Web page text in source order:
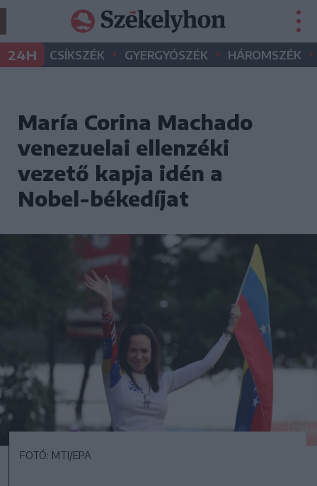
24H CSÍKSZÉK • GYERGYÓSZÉK • HÁROMSZÉK •
María Corina Machado
venezuelai ellenzéki
vezető kapja idén a
Nobel-békedíjat
FOTÓ: MTI/EPA